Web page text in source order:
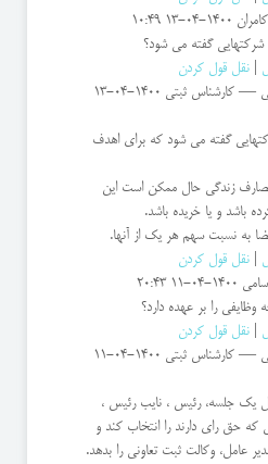
کامران 1400-04-13 10:49
گفته می شود؟
نقل قول کردن
— کارشناس ثبتی
1400-04-13
گفته می شود که برای اهدف
زندگی حال ممکن است این
باشد و یا خریده باشد.
به نسبت سهم هر یک از آنها.
نقل قول کردن
سامی 1400-04-11 20:43
را بر عهده دارد؟
نقل قول کردن
— کارشناس ثبتی
1400-04-11
یک جلسه، رئیس ، نایب رئیس ،
حق رای دارند را انتخاب کند و
عامل، وکالت ثبت تعاونی را بدهد.